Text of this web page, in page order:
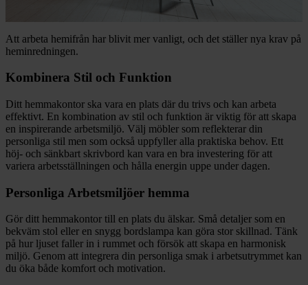
Att arbeta hemifrån har blivit mer vanligt, och det ställer nya krav på
heminredningen.
Kombinera Stil och Funktion
Ditt hemmakontor ska vara en plats där du trivs och kan arbeta
effektivt. En kombination av stil och funktion är viktig för att skapa
en inspirerande arbetsmiljö. Välj möbler som reflekterar din
personliga stil men som också uppfyller alla praktiska behov. Ett
höj- och sänkbart skrivbord kan vara en bra investering för att
variera arbetsställningen och hålla energin uppe under dagen.
Personliga Arbetsmiljöer hemma
Gör ditt hemmakontor till en plats du älskar. Små detaljer som en
bekväm stol eller en snygg bordslampa kan göra stor skillnad. Tänk
på hur ljuset faller in i rummet och försök att skapa en harmonisk
miljö. Genom att integrera din personliga smak i arbetsutrymmet kan
du öka både komfort och motivation.